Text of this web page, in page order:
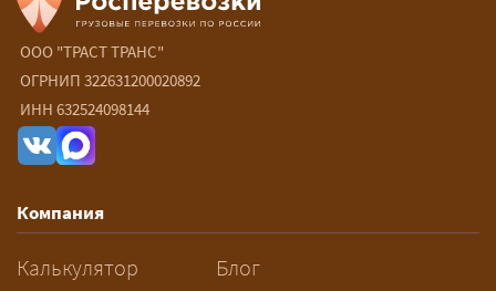
Сколько стоит перевозка
негабарита?
— От 60 ₽/км. Точная стоимость
рассчитывается индивидуально:
влияют габариты и вес груза,
разрешений и машин
сопровождения.
ООО "ТРАСТ ТРАНС"
ОГРНИП 322631200020892
ИНН 632524098144
Компания
Калькулятор
Блог